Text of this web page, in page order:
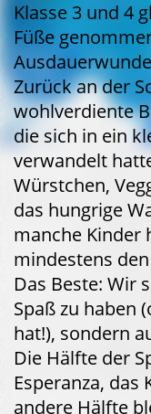
Klasse 3 und 4
Füße
Zurück an der
wohlverdiente
die sich in ein
verwandelt
Würstchen,
das hungrige
manche Kinder
mindestens
Das Beste: Wir
Spaß zu haben
hat!), sondern
Die Hälfte der
Esperanza, das
andere Hälfte